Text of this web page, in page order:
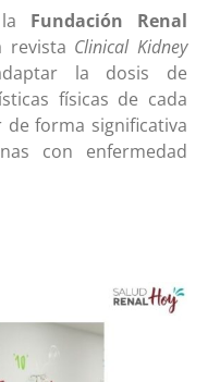
Fundación Renal
revista Clinical Kidney
la dosis de
físicas de cada
forma significativa
con enfermedad